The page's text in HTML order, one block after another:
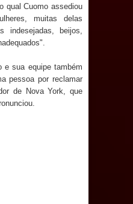
no maior
pública do planeta
dos
qual Cuomo assediou
muitas delas
indesejadas, beijos,
e sua equipe também
pessoa por reclamar
de Nova York, que